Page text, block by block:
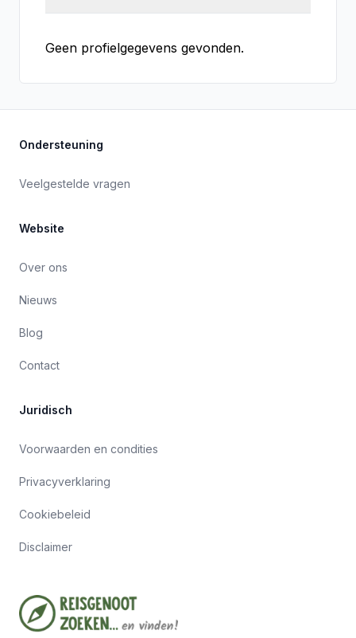
Geen profielgegevens gevonden.
Ondersteuning
Veelgestelde vragen
Website
Over ons
Nieuws
Blog
Contact
Juridisch
Voorwaarden en condities
Privacyverklaring
Cookiebeleid
Disclaimer